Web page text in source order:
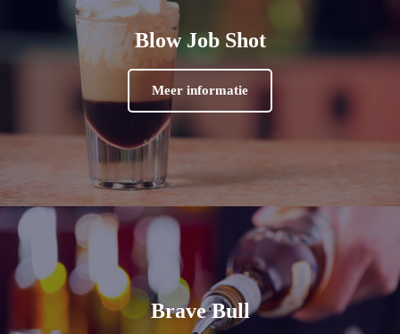
Blow Job Shot
Meer informatie
Brave Bull